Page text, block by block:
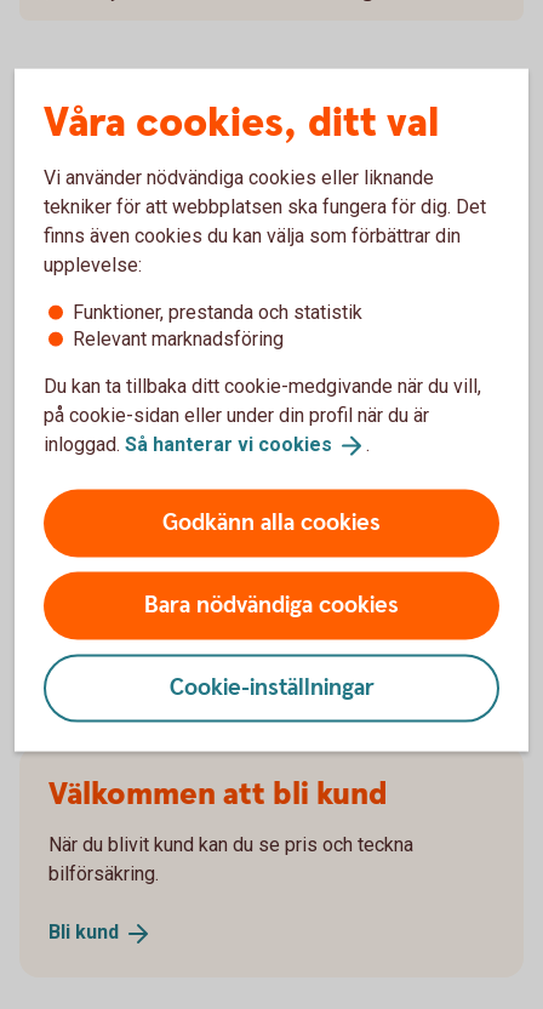
Vanliga frågor om att försäkra
Opel
Trafik, hel och halv – vad är det för skillnad på
försäkringarna?
När slutar den tidigare ägarens försäkring att
Om man övningskör och olyckan är framme,
täcker bilförsäkringen då?
Gäller bilförsäkringen utanför Sverige?
Vilka bilar har en vagnskadegaranti?
Välkommen att bli kund
När du blivit kund kan du se pris och teckna
bilförsäkring.
Bli kund
Våra cookies, ditt val
Vi använder nödvändiga cookies eller liknande
tekniker för att webbplatsen ska fungera för dig. Det
finns även cookies du kan välja som förbättrar din
upplevelse:
Funktioner, prestanda och statistik
Relevant marknadsföring
Du kan ta tillbaka ditt cookie-medgivande när du vill,
på cookie-sidan eller under din profil när du är
inloggad. Så hanterar vi cookies .
Godkänn alla cookies
Bara nödvändiga cookies
Cookie-inställningar